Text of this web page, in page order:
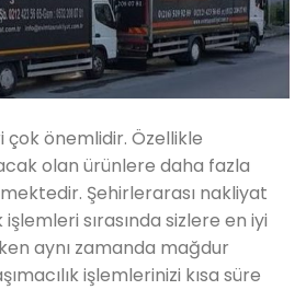
çok önemlidir. Özellikle
olan ürünlere daha fazla
Şehirlerarası nakliyat
işlemleri sırasında sizlere en iyi
aynı zamanda mağdur
işlemlerinizi kısa süre